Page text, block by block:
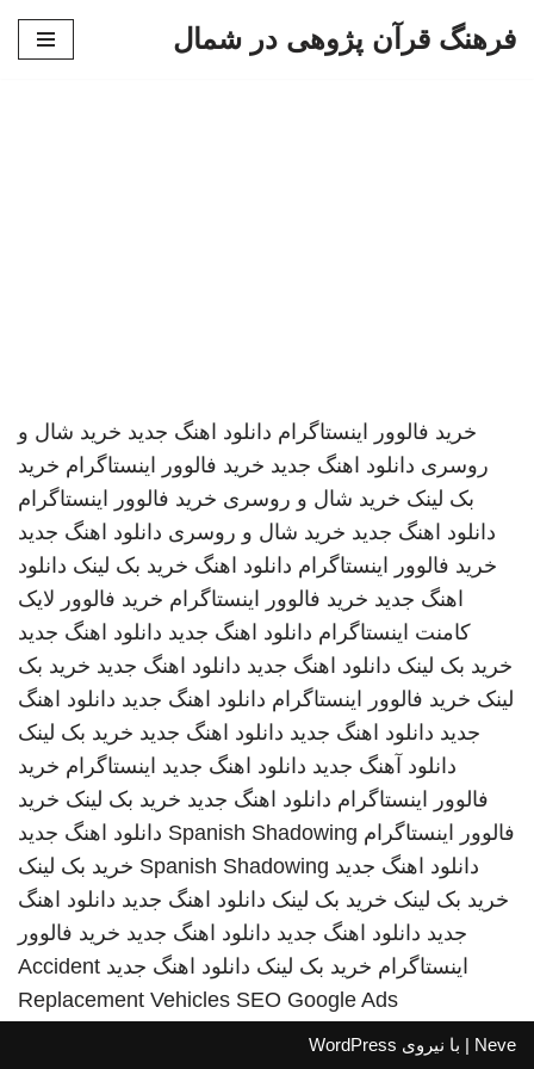
فرهنگ قرآن پژوهی در شمال
خرید فالوور اینستاگرام دانلود اهنگ جدید خرید شال و
روسری دانلود اهنگ جدید خرید فالوور اینستاگرام خرید
بک لینک خرید شال و روسری خرید فالوور اینستاگرام
دانلود اهنگ جدید خرید شال و روسری دانلود اهنگ جدید
خرید فالوور اینستاگرام دانلود اهنگ خرید بک لینک دانلود
اهنگ جدید خرید فالوور اینستاگرام خرید فالوور لایک
کامنت اینستاگرام دانلود اهنگ جدید دانلود اهنگ جدید
خرید بک لینک دانلود اهنگ جدید دانلود اهنگ جدید خرید بک
لینک خرید فالوور اینستاگرام دانلود اهنگ جدید دانلود اهنگ
جدید دانلود اهنگ جدید دانلود اهنگ جدید خرید بک لینک
دانلود آهنگ جدید دانلود اهنگ جدید اینستاگرام خرید
فالوور اینستاگرام دانلود اهنگ جدید خرید بک لینک خرید
فالوور اینستاگرام Spanish Shadowing دانلود اهنگ جدید
دانلود اهنگ جدید Spanish Shadowing خرید بک لینک
خرید بک لینک خرید بک لینک دانلود اهنگ جدید دانلود اهنگ
جدید دانلود اهنگ جدید دانلود اهنگ جدید خرید فالوور
اینستاگرام خرید بک لینک دانلود اهنگ جدید Accident
Replacement Vehicles SEO Google Ads
Neve | با نیروی WordPress